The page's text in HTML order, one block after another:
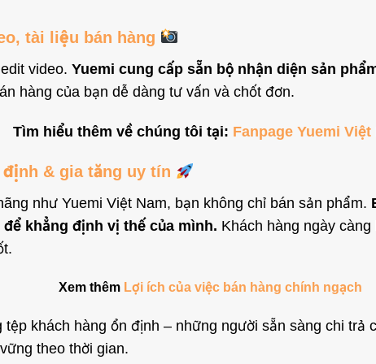
tài liệu bán hàng
video. Yuemi cung cấp sẵn bộ nhận diện sản
hàng của bạn dễ dàng tư vấn và chốt đơn.
Tìm hiểu thêm về chúng tôi tại: Fanpage Yuemi Việt
& gia tăng uy tín
như Yuemi Việt Nam, bạn không chỉ bán sản phẩm.
khẳng định vị thế của mình. Khách hàng ngày
Xem thêm Lợi ích của việc bán hàng chính ngạch
khách hàng ổn định – những người sẵn sàng chi trả
theo thời gian.